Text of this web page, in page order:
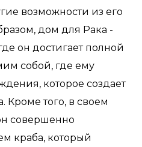
возможности из его
дом для Рака -
он достигает полной
собой, где ему
которое создает
Кроме того, в своем
совершенно
краба, который